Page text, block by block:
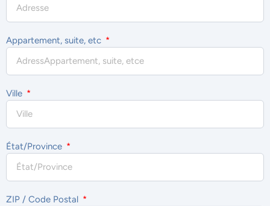
Appartement, suite, etc
Ville
État/Province
ZIP / Code Postal